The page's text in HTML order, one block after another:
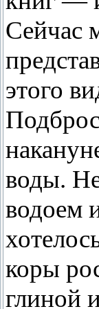
Сейчас
этого
воды.
водоем
коры
глиной